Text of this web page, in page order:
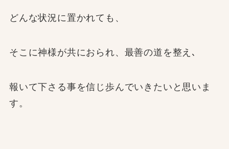
どんな状況に置かれても、
そこに神様が共におられ、最善の道を整え､
報いて下さる事を信じ歩んでいきたいと思いま
す。